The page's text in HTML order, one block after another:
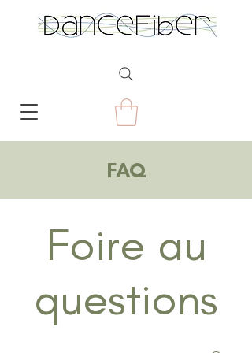
FAQ
Foire au
questions